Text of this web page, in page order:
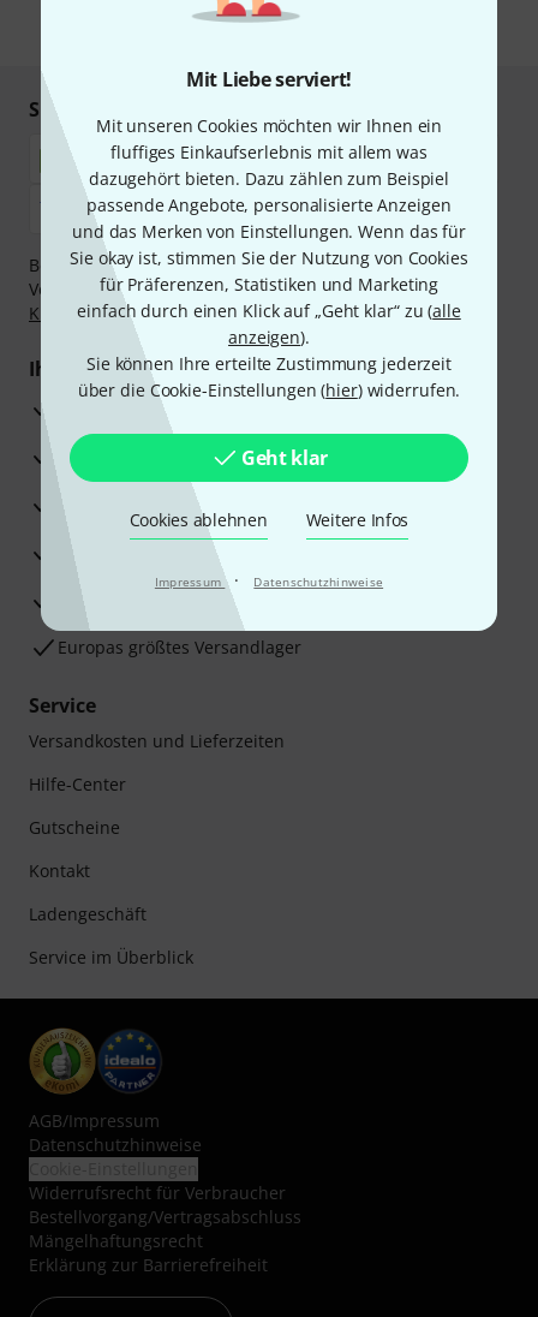
Mit Liebe serviert!
Mit unseren Cookies möchten wir Ihnen ein
fluffiges Einkaufserlebnis mit allem was
dazugehört bieten. Dazu zählen zum Beispiel
passende Angebote, personalisierte Anzeigen
und das Merken von Einstellungen. Wenn das für
Sie okay ist, stimmen Sie der Nutzung von Cookies
für Präferenzen, Statistiken und Marketing
einfach durch einen Klick auf „Geht klar“ zu (alle
anzeigen).
Sie können Ihre erteilte Zustimmung jederzeit
über die Cookie-Einstellungen (hier) widerrufen.
Geht klar
Cookies ablehnen Weitere Infos
Impressum · Datenschutzhinweise
* Pflichtfeld
Sicher einkaufen & bezahlen
Bezahlen Sie vertraulich und sicher per Nachnahme,
Vorkasse, PayPal, Amazon Pay,Klarna Sofort bezahlen
Klarna Ratenzahlungoder Kreditkarte.
Ihre Vorteile
3 Jahre Thomann Garantie
30 Tage Money-Back-Garantie
Beratung durch Fachexperten
Zufriedenheitsgarantie
Europas größtes Versandlager
Service
Versandkosten und Lieferzeiten
Hilfe-Center
Gutscheine
Kontakt
Ladengeschäft
Service im Überblick
AGB/Impressum
Datenschutzhinweise
Widerrufsrecht für Verbraucher
Bestellvorgang/Vertragsabschluss
Mängelhaftungsrecht
Erklärung zur Barrierefreiheit